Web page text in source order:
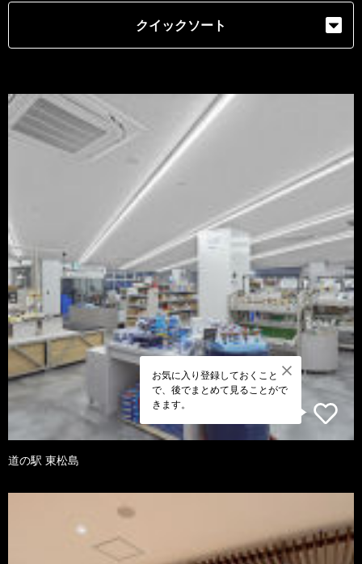
クイックソート
お気に入り登録しておくこと
で、後でまとめて見ることがで
きます。
道の駅 東松島